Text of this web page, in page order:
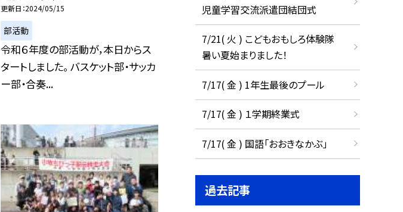
更新日 2024/05/15
部活動
令和６年度の部活動が，本日からス
タートしました。 バスケット部・サッカ
ー部・合奏...
児童学習交流派遣団結団式
7/21( 火 ) こどもおもしろ体験隊
暑い夏始まりました！
7/17( 金 ) 1年生最後のプール
7/17( 金 ) １学期終業式
7/17( 金 ) 国語「おおきなかぶ」
過去記事